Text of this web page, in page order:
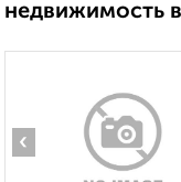
недвижимость
‹